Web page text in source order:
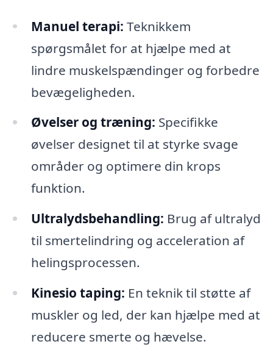
Manuel terapi: Teknikkem
spørgsmålet for at hjælpe med at
lindre muskelspændinger og forbedre
bevægeligheden.
Øvelser og træning: Specifikke
øvelser designet til at styrke svage
områder og optimere din krops
funktion.
Ultralydsbehandling: Brug af ultralyd
til smertelindring og acceleration af
helingsprocessen.
Kinesio taping: En teknik til støtte af
muskler og led, der kan hjælpe med at
reducere smerte og hævelse.